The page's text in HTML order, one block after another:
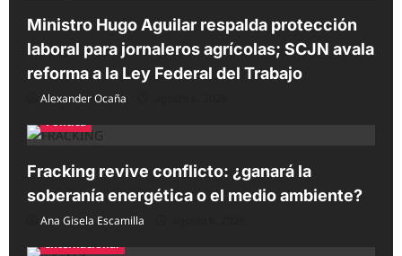
Ministro Hugo Aguilar respalda protección
laboral para jornaleros agrícolas; SCJN avala
reforma a la Ley Federal del Trabajo
Alexander Ocaña
Política
Fracking revive conflicto: ¿ganará la
soberanía energética o el medio ambiente?
Ana Gisela Escamilla
Internacional